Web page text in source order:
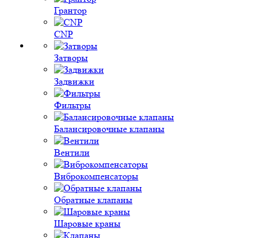
Грантор
CNP
Затворы
Задвижки
Фильтры
Балансировочные клапаны
Вентили
Виброкомпенсаторы
Обратные клапаны
Шаровые краны